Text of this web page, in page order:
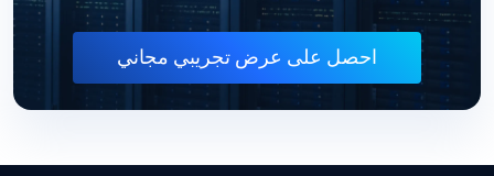
احصل على عرض تجريبي مجاني